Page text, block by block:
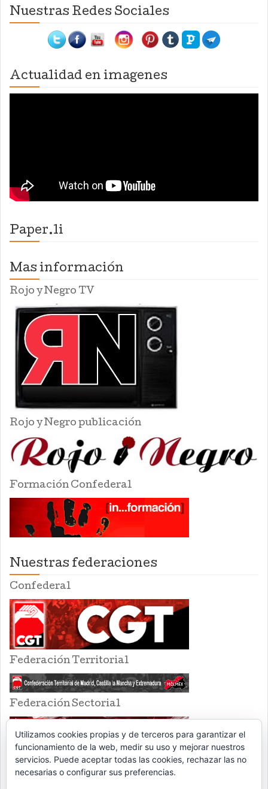
Nuestras Redes Sociales
Actualidad en imagenes
Paper.li
Mas información
Rojo y Negro TV
Rojo y Negro publicación
Formación Confederal
Nuestras federaciones
Confederal
Federación Territorial
Federación Sectorial
Utilizamos cookies propias y de terceros para garantizar el
funcionamiento de la web, medir su uso y mejorar nuestros
servicios. Puede aceptar todas las cookies, rechazar las no
necesarias o configurar sus preferencias.